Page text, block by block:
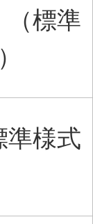
（標準
準様式